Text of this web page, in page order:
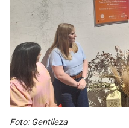
Foto: Gentileza